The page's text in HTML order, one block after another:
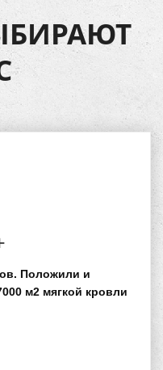
Положили и
м2 мягкой кровли